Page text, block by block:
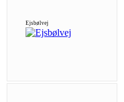
Ejsbølvej